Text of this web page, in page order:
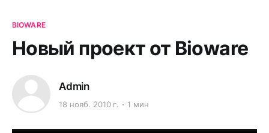
BIOWARE
Новый проект от Bioware
Admin
18 нояб. 2010 г. 1 мин